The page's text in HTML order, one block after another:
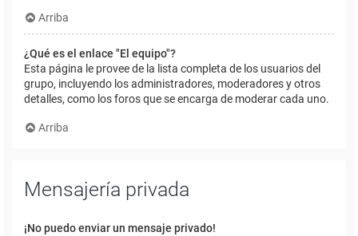
Arriba
¿Qué es el enlace "El equipo"?
Esta página le provee de la lista completa de los usuarios del
grupo, incluyendo los administradores, moderadores y otros
detalles, como los foros que se encarga de moderar cada uno.
Arriba
Mensajería privada
¡No puedo enviar un mensaje privado!